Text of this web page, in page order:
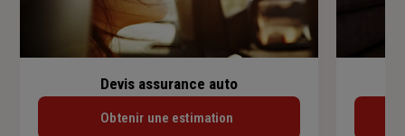
Devis assurance auto
Obtenir une estimation